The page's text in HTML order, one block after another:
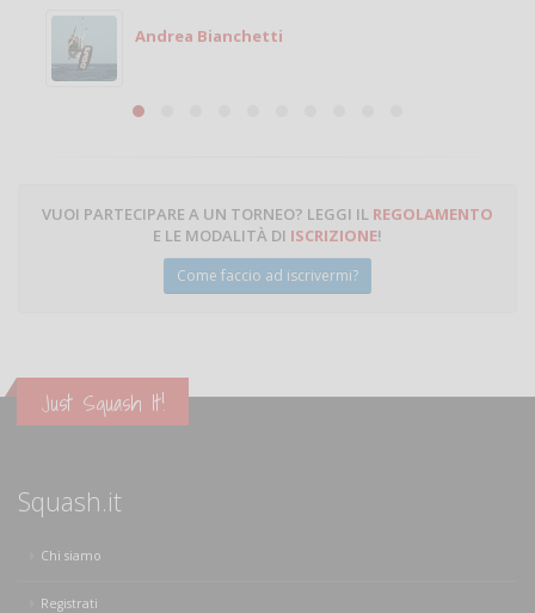
Michele
Michele Miglionico
VUOI PARTECIPARE A UN TORNEO? LEGGI IL REGOLAMENTO
E LE MODALITÀ DI ISCRIZIONE!
Come faccio ad iscrivermi?
Just Squash It!
Squash.it
Chi siamo
Registrati